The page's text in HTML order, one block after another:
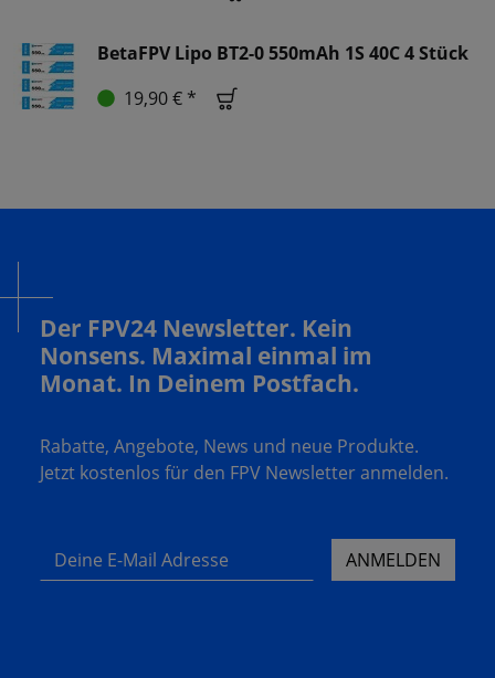
BetaFPV Lipo BT2-0 550mAh 1S 40C 4 Stück
19,90 € *
Der FPV24 Newsletter. Kein
Nonsens. Maximal einmal im
Monat. In Deinem Postfach.
Rabatte, Angebote, News und neue Produkte.
Jetzt kostenlos für den FPV Newsletter anmelden.
Deine E-Mail Adresse ANMELDEN